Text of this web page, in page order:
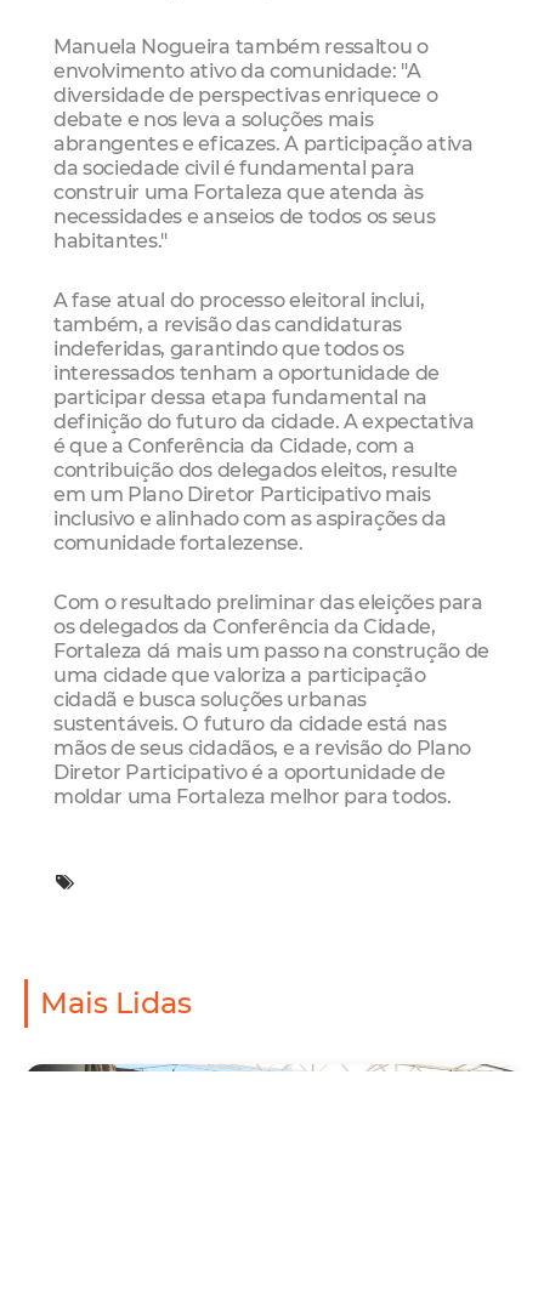
Manuela Nogueira também ressaltou o
envolvimento ativo da comunidade: "A
diversidade de perspectivas enriquece o
debate e nos leva a soluções mais
abrangentes e eficazes. A participação ativa
da sociedade civil é fundamental para
construir uma Fortaleza que atenda às
necessidades e anseios de todos os seus
habitantes."
A fase atual do processo eleitoral inclui,
também, a revisão das candidaturas
indeferidas, garantindo que todos os
interessados tenham a oportunidade de
participar dessa etapa fundamental na
definição do futuro da cidade. A expectativa
é que a Conferência da Cidade, com a
contribuição dos delegados eleitos, resulte
em um Plano Diretor Participativo mais
inclusivo e alinhado com as aspirações da
comunidade fortalezense.
Com o resultado preliminar das eleições para
os delegados da Conferência da Cidade,
Fortaleza dá mais um passo na construção de
uma cidade que valoriza a participação
cidadã e busca soluções urbanas
sustentáveis. O futuro da cidade está nas
mãos de seus cidadãos, e a revisão do Plano
Diretor Participativo é a oportunidade de
moldar uma Fortaleza melhor para todos.
Mais Lidas